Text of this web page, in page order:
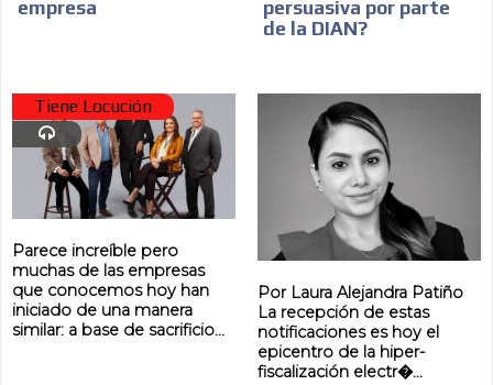
empresa
Tiene Locución
Parece increíble pero
muchas de las empresas
que conocemos hoy han
iniciado de una manera
similar: a base de sacrificio...
persuasiva por parte
de la DIAN?
Por Laura Alejandra Patiño
La recepción de estas
notificaciones es hoy el
epicentro de la hiper-
fiscalización electr�...